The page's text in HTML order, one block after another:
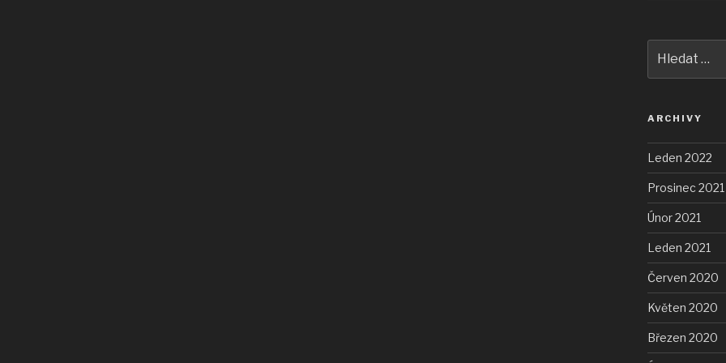
ARCHIVY
Leden 2022
Prosinec 2021
Únor 2021
Leden 2021
Červen 2020
Květen 2020
Březen 2020